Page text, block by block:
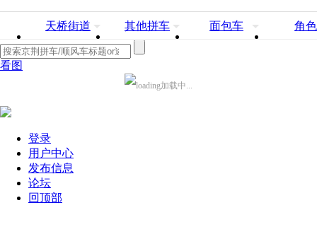
天桥街道 其他拼车 面包车 角色
看图
加载中...
登录
用户中心
发布信息
论坛
回顶部